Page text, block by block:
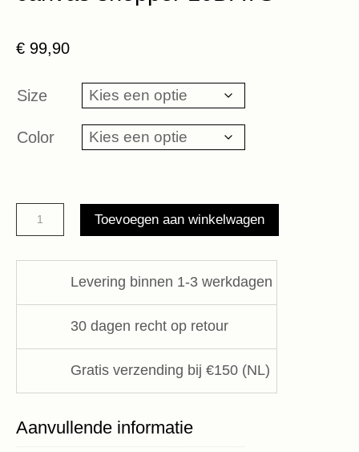
€ 99,90
Size
Color
canvas
shopper
Toevoegen aan winkelwagen
Levering binnen 1-3 werkdagen
30 dagen recht op retour
Gratis verzending bij €150 (NL)
Aanvullende informatie